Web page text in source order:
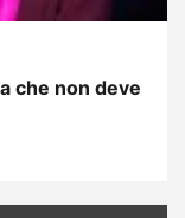
che non deve